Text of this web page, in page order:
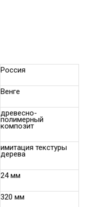
Россия
Венге
древесно-
полимерный
композит
имитация текстуры
дерева
24 мм
320 мм